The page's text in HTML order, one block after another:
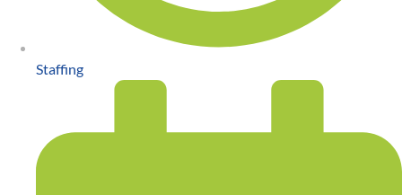
Staffing